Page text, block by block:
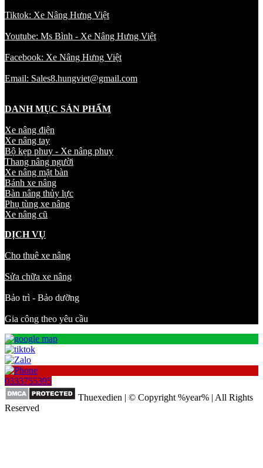
Tiktok: Xe Nâng Hưng Việt
Youtube: Ms Bình - Xe Nâng Hưng Việt
Facebook: Xe Nâng Hưng Việt
Email: Sales8.hungviet@gmail.com
DANH MỤC SẢN PHẨM
Xe nâng điện
Xe nâng tay
Bộ kẹp phuy - Xe nâng phuy
Thang nâng người
Xe nâng mặt bàn
Bánh xe nâng
Bàn nâng thủy lực
Phụ tùng xe nâng
Xe nâng cũ
DỊCH VỤ
Cho thuê xe nâng
Sửa chữa xe nâng
Bảo trì - Bảo dưỡng
Gia công theo yêu cầu
0333755395
Thuexedien | © Copyright %year% | All Rights
Reserved